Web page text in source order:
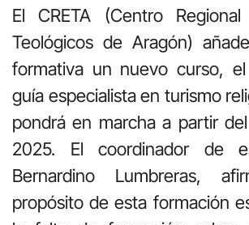
El CRETA (Centro
Teológicos de Aragón)
formativa un nuevo curso,
guía especialista en turismo
pondrá en marcha a partir
2025. El coordinador de
Bernardino Lumbreras,
propósito de esta formación